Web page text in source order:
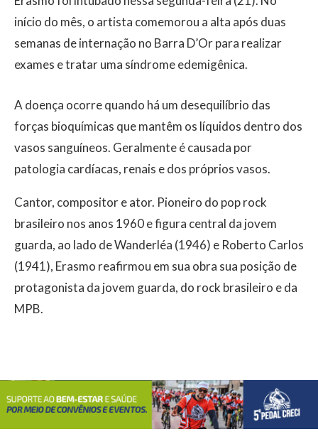
início do mês, o artista comemorou a alta após duas
semanas de internação no Barra D’Or para realizar
exames e tratar uma síndrome edemigênica.
A doença ocorre quando há um desequilíbrio das
forças bioquímicas que mantêm os líquidos dentro dos
vasos sanguíneos. Geralmente é causada por
patologia cardíacas, renais e dos próprios vasos.
Cantor, compositor e ator. Pioneiro do pop rock
brasileiro nos anos 1960 e figura central da jovem
guarda, ao lado de Wanderléa (1946) e Roberto Carlos
(1941), Erasmo reafirmou em sua obra sua posição de
protagonista da jovem guarda, do rock brasileiro e da
MPB.